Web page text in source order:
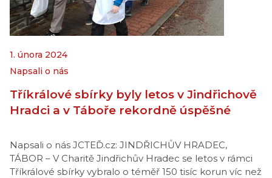
1. února 2024
Napsali o nás
Tříkrálové sbírky byly letos v Jindřichově
Hradci a v Táboře rekordně úspěšné
Napsali o nás JCTEĎ.cz: JINDŘICHŮV HRADEC,
TÁBOR – V Charitě Jindřichův Hradec se letos v rámci
Tříkrálové sbírky vybralo o téměř 150 tisíc korun víc než